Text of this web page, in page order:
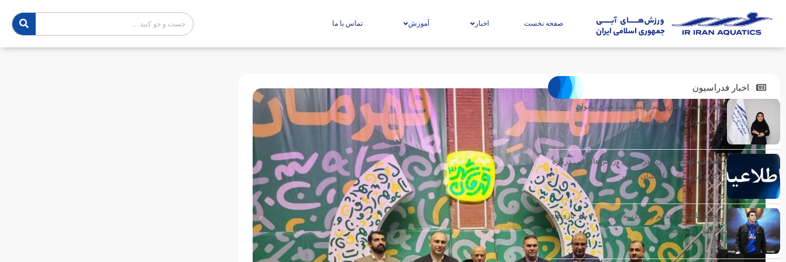
صفحه نخست اخبار آموزش تماس با ما
اخبار فدراسیون
کیمیا احمدی سرپرست کمیته شنا هنری بانوان
فدراسیون ورزش‌های آبی شد
اطلاعیه کمیته بانوان فدراسیون ورزش‌های آبی درباره
رکوردگیری ویژه داوطلبان کنکور
محمد قاسمی: هدفم رسیدن به فینال ۴۰۰ متر بازی‌های
آسیایی ناگویاست